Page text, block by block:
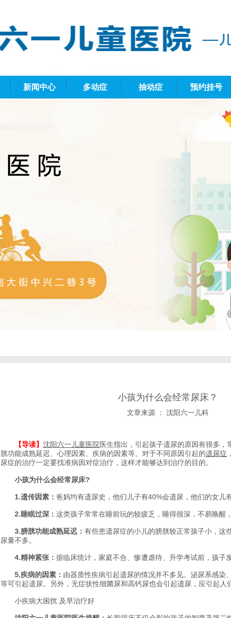
新闻中心 多动症 抽动症 预约挂号
小孩为什么会经常尿床？
文章来源 ： 沈阳六一儿科
【导读】 沈阳六一儿童医院医生指出，引起孩子遗尿的原因有很多
胱功能成熟延迟、心理因素、疾病的因素等。对于不同原因引起的遗尿症
尿症的治疗一定要找准病因对症治疗，这样才能够达到治疗的目的。
小孩为什么会经常尿床?
1.遗传因素： 爸妈均有遗尿史，他们儿子有40%会遗尿，他们的女儿
2.睡眠过深： 这类孩子常常在睡前玩的较疲乏，睡得很深，不易唤醒
3.膀胱功能成熟延迟： 有些患遗尿症的小儿的膀胱较正常孩子小，这
尿量不多。
4.精神紧张： 据临床统计，家庭不合、惨遭虐待、升学考试前，孩子
5.疾病的因素： 由器质性疾病引起遗尿的情况并不多见。泌尿系感染
等可引起遗尿。另外，无症状性细菌尿和高钙尿也会引起遗尿，应引起人
小疾病大困扰 及早治疗好